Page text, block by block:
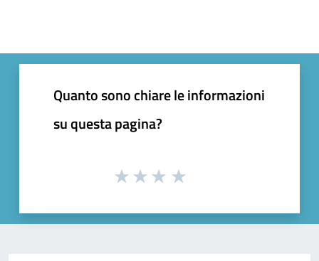
Quanto sono chiare le informazioni
su questa pagina?